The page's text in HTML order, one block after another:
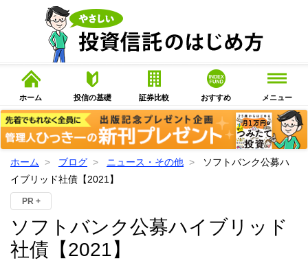
ホーム 投信の基礎 証券比較 おすすめ メニュー
ホーム ブログ ニュース・その他
ソフトバンク公募ハ
イブリッド社債【2021】
PR +
ソフトバンク公募ハイブリッド
社債【2021】